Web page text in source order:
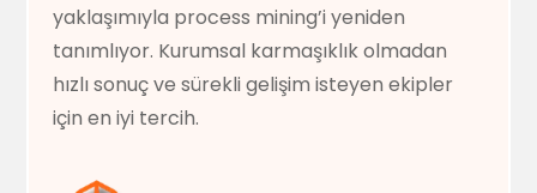
yaklaşımıyla process mining’i yeniden
tanımlıyor. Kurumsal karmaşıklık olmadan
hızlı sonuç ve sürekli gelişim isteyen ekipler
için en iyi tercih.